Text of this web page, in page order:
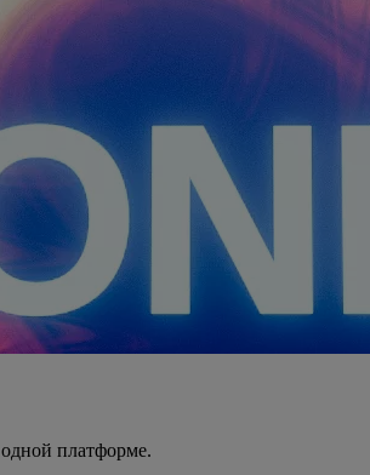
платформе.